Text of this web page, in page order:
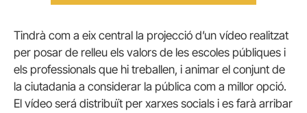
Tindrà com a eix central la projecció d’un vídeo realitzat
per posar de relleu els valors de les escoles públiques i
els professionals que hi treballen, i animar el conjunt de
la ciutadania a considerar la pública com a millor opció.
El vídeo será distribuït per xarxes socials i es farà arribar